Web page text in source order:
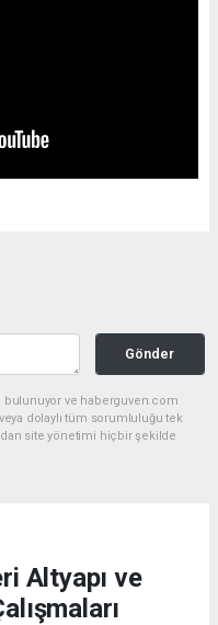
Gönder
bulunuyor ve haberguven.com
dolaylı tüm sorumluluğu tek
site yönetimi hiçbir şekilde
Altyapı ve